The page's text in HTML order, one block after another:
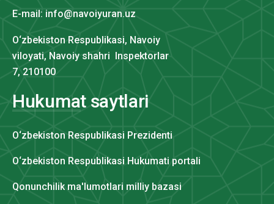
E-mail: info@navoiyuran.uz
O‘zbekiston Respublikasi, Navoiy
viloyati, Navoiy shahri Inspektorlar
7, 210100
Hukumat saytlari
O‘zbekiston Respublikasi Prezidenti
O‘zbekiston Respublikasi Hukumati portali
Qonunchilik ma'lumotlari milliy bazasi